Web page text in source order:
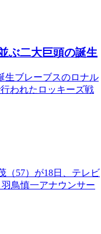
ぶ二大巨頭の誕生
生ブレーブスのロナル
われたロッキーズ戦
（57）が18日、テレビ
鳥慎一アナウンサー